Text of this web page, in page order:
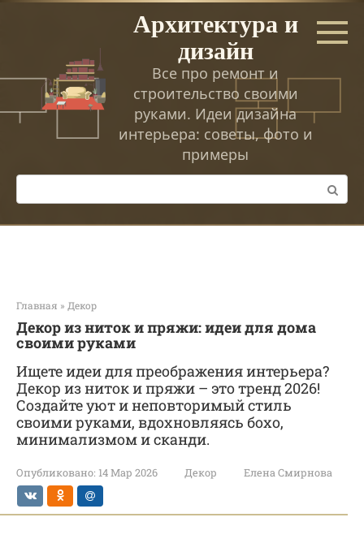
Перейти
Архитектура и
дизайн
Все про ремонт и
строительство своими
руками. Идеи дизайна
интерьера: советы, фото и
примеры
Поиск:
Главная » Декор
Декор из ниток и пряжи: идеи для дома
своими руками
Ищете идеи для преображения интерьера?
Декор из ниток и пряжи – это тренд 2026!
Создайте уют и неповторимый стиль
своими руками, вдохновляясь бохо,
минимализмом и сканди.
Опубликовано: 14 Мар 2026 Декор Елена Смирнова